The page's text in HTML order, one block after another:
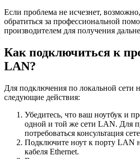
Если проблема не исчезнет,
обратиться за профессиональной
производителем для получения
Как подключиться к
LAN?
Для подключения по локальной сети
следующие действия:
Убедитесь, что ваш ноутбук и
одной и той же сети LAN. Для
потребоваться консультация
Подключите ноут к порту LAN
кабеля Ethernet.